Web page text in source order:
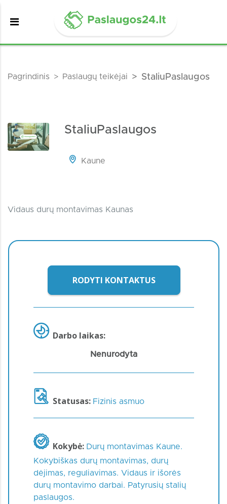
Pagrindinis Paslaugų teikėjai StaliuPaslaugos
StaliuPaslaugos
Kaune
Vidaus durų montavimas Kaunas
RODYTI KONTAKTUS
Darbo laikas:
Nenurodyta
Statusas: Fizinis asmuo
Kokybė: Durų montavimas Kaune.
Kokybiškas durų montavimas, durų
dėjimas, reguliavimas. Vidaus ir išorės
durų montavimo darbai. Patyrusių stalių
paslaugos.